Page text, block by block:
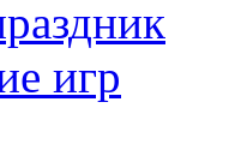
игр